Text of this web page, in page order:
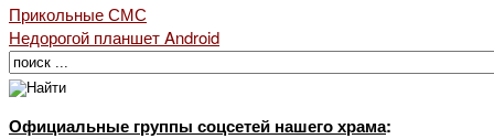
Прикольные СМС
Недорогой планшет Android
Официальные группы соцсетей нашего храма: